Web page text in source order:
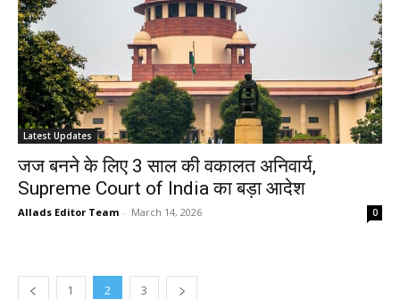
Latest Updates
जज बनने के लिए 3 साल की वकालत अनिवार्य,
Supreme Court of India का बड़ा आदेश
Allads Editor Team - March 14, 2026 0
1 2 3